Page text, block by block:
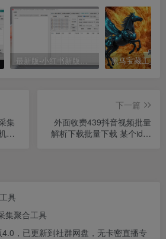
最新版-小红书新版采集聚合工具
集
号
下一篇
外面收费439抖音视频批量
解析下载批量下载 某个id批
具
集聚合工具
，已更新到社群网盘，无卡密直播专